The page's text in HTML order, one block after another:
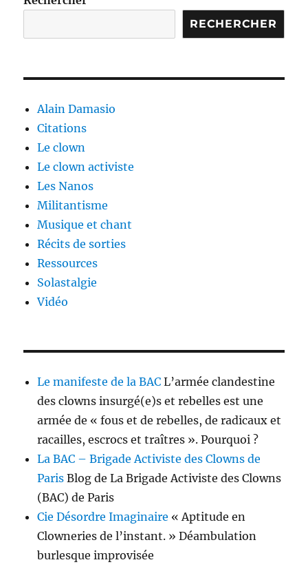
RECHERCHER
Alain Damasio
Citations
Le clown
Le clown activiste
Les Nanos
Militantisme
Musique et chant
Récits de sorties
Ressources
Solastalgie
Vidéo
Le manifeste de la BAC L’armée clandestine
des clowns insurgé(e)s et rebelles est une
armée de « fous et de rebelles, de radicaux et
racailles, escrocs et traîtres ». Pourquoi ?
La BAC – Brigade Activiste des Clowns de
Paris Blog de La Brigade Activiste des Clowns
(BAC) de Paris
Cie Désordre Imaginaire « Aptitude en
Clowneries de l’instant. » Déambulation
burlesque improvisée